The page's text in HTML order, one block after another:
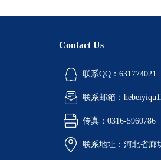
Contact Us
联系QQ：631774021
联系邮箱：
传真：0316-5960786
联系地址：河北省廊